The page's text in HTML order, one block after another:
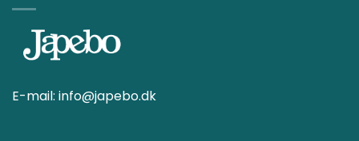
E-mail: info@japebo.dk